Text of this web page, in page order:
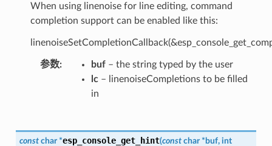
When using linenoise for line editing, command
completion support can be enabled like this:
参数 buf– the string typed by the user
lc– linenoiseCompletions to be filled
in
const char *esp_console_get_hint(const char * buf, int